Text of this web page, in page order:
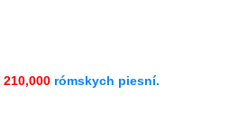
210,000 rómskych piesní.